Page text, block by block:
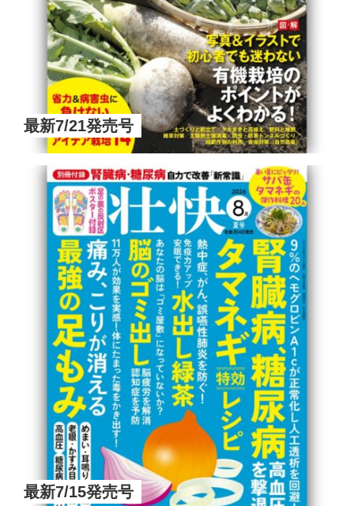
最新7/21発売号
最新7/15発売号